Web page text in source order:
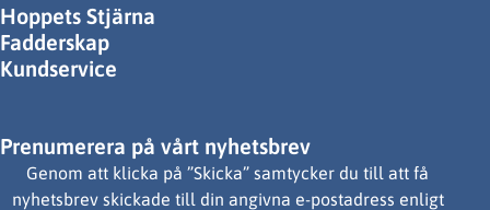
Hoppets Stjärna
Fadderskap
Kundservice
Prenumerera på vårt nyhetsbrev
Genom att klicka på ”Skicka” samtycker du till att få
nyhetsbrev skickade till din angivna e-postadress enligt